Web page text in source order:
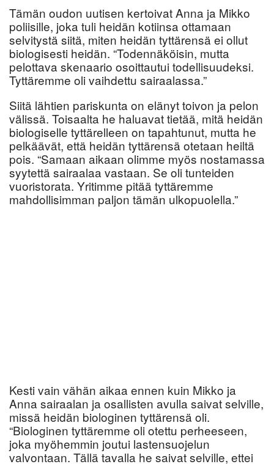
Tämän oudon uutisen kertoivat Anna ja Mikko
poliisille, joka tuli heidän kotiinsa ottamaan
selvitystä siitä, miten heidän tyttärensä ei ollut
biologisesti heidän. “Todennäköisin, mutta
pelottava skenaario osoittautui todellisuudeksi.
Tyttäremme oli vaihdettu sairaalassa.”
Siitä lähtien pariskunta on elänyt toivon ja pelon
välissä. Toisaalta he haluavat tietää, mitä heidän
biologiselle tyttärelleen on tapahtunut, mutta he
pelkäävät, että heidän tyttärensä otetaan heiltä
pois. “Samaan aikaan olimme myös nostamassa
syytettä sairaalaa vastaan. Se oli tunteiden
vuoristorata. Yritimme pitää tyttäremme
mahdollisimman paljon tämän ulkopuolella.”
Kesti vain vähän aikaa ennen kuin Mikko ja
Anna sairaalan ja osallisten avulla saivat selville,
missä heidän biologinen tyttärensä oli.
“Biologinen tyttäremme oli otettu perheeseen,
joka myöhemmin joutui lastensuojelun
valvontaan. Tällä tavalla he saivat selville, ettei